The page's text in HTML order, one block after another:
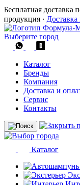
Бесплатная доставка
продукция · Доставка
Выберите город
Каталог
Бренды
Компания
Доставка и
Сервис
Контакты
Каталог